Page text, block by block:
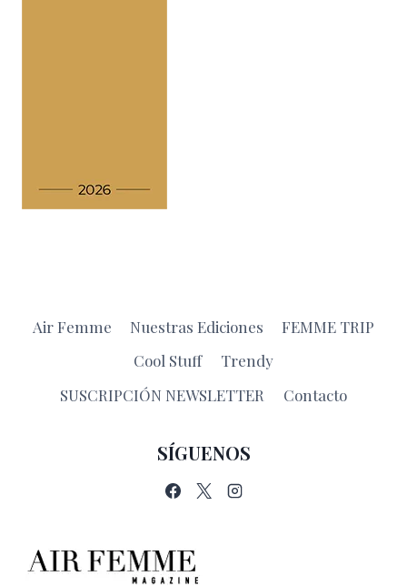
Air Femme Nuestras Ediciones
FEMME TRIP
Cool Stuff
Trendy
SUSCRIPCIÓN NEWSLETTER
Contacto
SÍGUENOS